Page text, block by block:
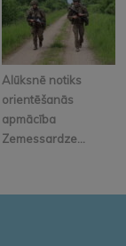
Alūksnē notiks
orientēšanās
apmācība
Zemessardze...